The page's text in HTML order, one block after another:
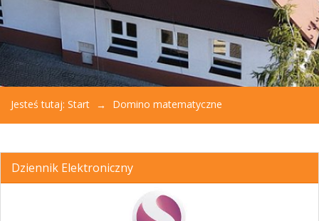
Jesteś tutaj: Start Domino matematyczne
Dziennik Elektroniczny